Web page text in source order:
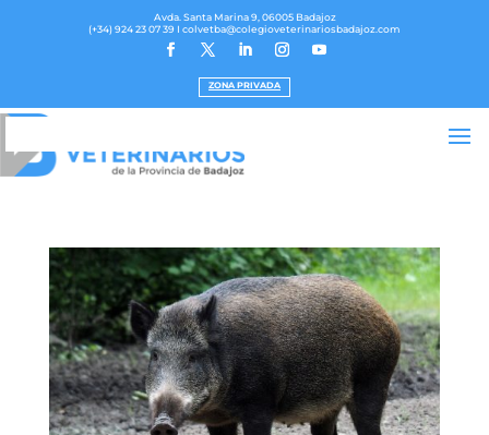
Avda. Santa Marina 9, 06005 Badajoz
(+34) 924 23 07 39 I colvetba@colegioveterinariosbadajoz.com
ZONA PRIVADA